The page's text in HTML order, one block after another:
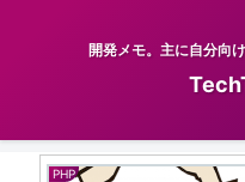
開発メモ。主に自分向
Blender